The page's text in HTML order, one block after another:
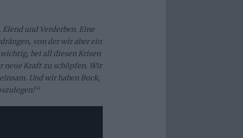
und Verderben. Eine
von der wir aber ein
bei all diesen Krisen
neue Kraft zu schöpfen. Wir
Und wir haben Bock,